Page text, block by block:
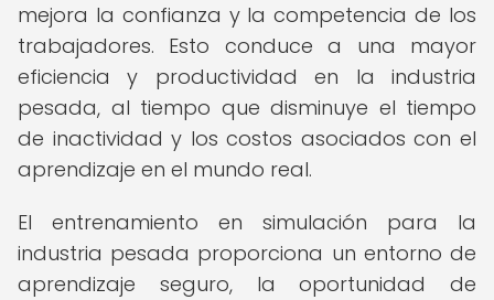
mejora la confianza y la competencia de los
trabajadores. Esto conduce a una mayor
eficiencia y productividad en la industria
pesada, al tiempo que disminuye el tiempo
de inactividad y los costos asociados con el
aprendizaje en el mundo real.
El entrenamiento en simulación para la
industria pesada proporciona un entorno de
aprendizaje seguro, la oportunidad de